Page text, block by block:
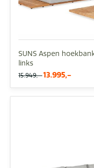
SUNS Aspen
links
15.949,- 13.995,-